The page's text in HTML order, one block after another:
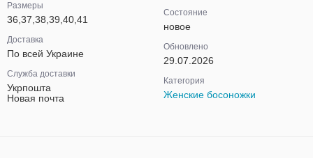
Размеры
36,37,38,39,40,41
Доставка
По всей Украине
Служба доставки
Укрпошта
Новая почта
Состояние
новое
Обновлено
29.07.2026
Категория
Женские босоножки